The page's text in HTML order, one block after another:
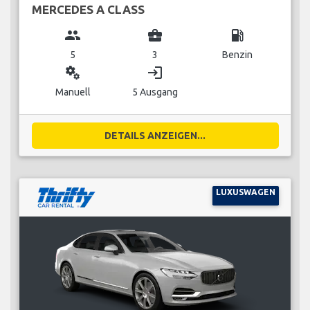
MERCEDES A CLASS
group
5
business_center
3
local_gas_station
Benzin
miscellaneous_services
Manuell
login
5 Ausgang
DETAILS ANZEIGEN...
LUXUSWAGEN